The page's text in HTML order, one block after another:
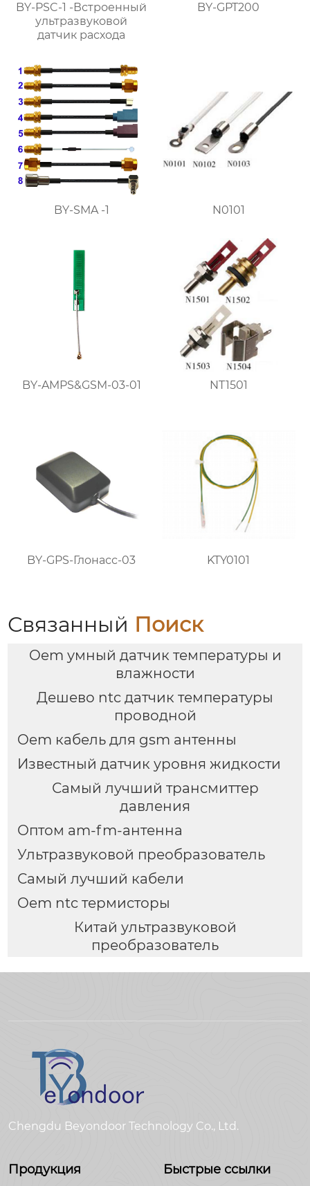
BY-PSC-1 -Встроенный
ультразвуковой
датчик расхода
BY-GPT200
BY-SMA -1 N0101
BY-AMPS&GSM-03-01 NT1501
BY-GPS-Глонасс-03 KTY0101
Связанный Поиск
Oem умный датчик температуры и
влажности
Дешево ntc датчик температуры
проводной
Oem кабель для gsm антенны
Известный датчик уровня жидкости
Самый лучший трансмиттер
давления
Оптом am-fm-антенна
Ультразвуковой преобразователь
Самый лучший кабели
Oem ntc термисторы
Китай ультразвуковой
преобразователь
Chengdu Beyondoor Technology Co., Ltd.
Продукция Быстрые ссылки